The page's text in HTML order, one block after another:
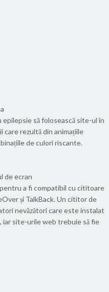
să folosească site-ul în
care rezultă din animațiile
de culori riscante.
de ecran
a fi compatibil cu cititoare
și TalkBack. Un cititor de
nevăzători care este instalat
iar site-urile web trebuie să fie